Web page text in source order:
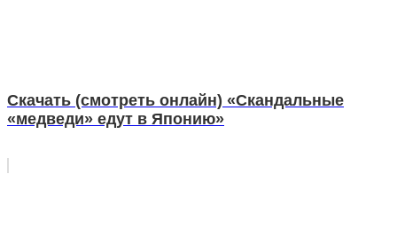
Скачать (смотреть онлайн) «Скандальные
«медведи» едут в Японию»